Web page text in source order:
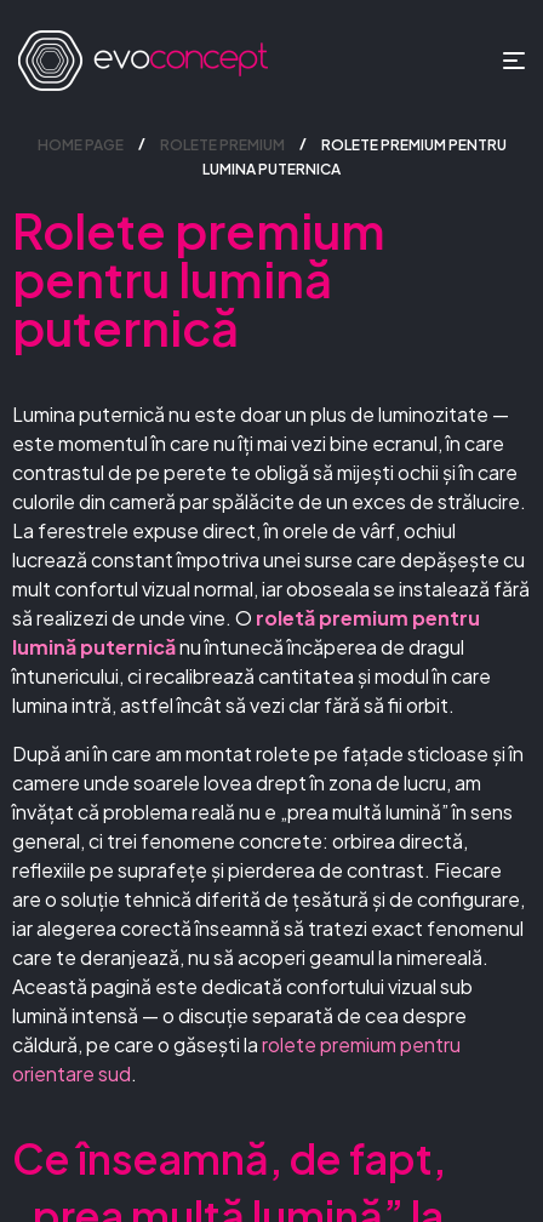
HOME PAGE ROLETE PREMIUM
ROLETE PREMIUM PENTRU
LUMINA PUTERNICA
Rolete premium
pentru lumină
puternică
Lumina puternică nu este doar un plus de luminozitate —
este momentul în care nu îți mai vezi bine ecranul, în care
contrastul de pe perete te obligă să mijești ochii și în care
culorile din cameră par spălăcite de un exces de strălucire.
La ferestrele expuse direct, în orele de vârf, ochiul
lucrează constant împotriva unei surse care depășește cu
mult confortul vizual normal, iar oboseala se instalează fără
să realizezi de unde vine. O roletă premium pentru
lumină puternicănu întunecă încăperea de dragul
întunericului, ci recalibrează cantitatea și modul în care
lumina intră, astfel încât să vezi clar fără să fii orbit.
După ani în care am montat rolete pe fațade sticloase și în
camere unde soarele lovea drept în zona de lucru, am
învățat că problema reală nu e „prea multă lumină” în sens
general, ci trei fenomene concrete: orbirea directă,
reflexiile pe suprafețe și pierderea de contrast. Fiecare
are o soluție tehnică diferită de țesătură și de configurare,
iar alegerea corectă înseamnă să tratezi exact fenomenul
care te deranjează, nu să acoperi geamul la nimereală.
Această pagină este dedicată confortului vizual sub
lumină intensă — o discuție separată de cea despre
căldură, pe care o găsești larolete premium pentru
orientare sud.
Ce înseamnă, de fapt,